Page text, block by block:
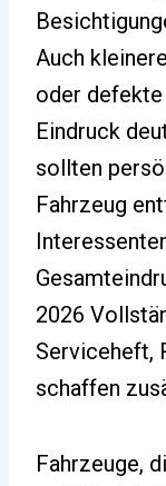
Auch
oder defekte
Eindruck
sollten
Fahrzeug
2026
Serviceheft,
schaffen
Fahrzeuge,